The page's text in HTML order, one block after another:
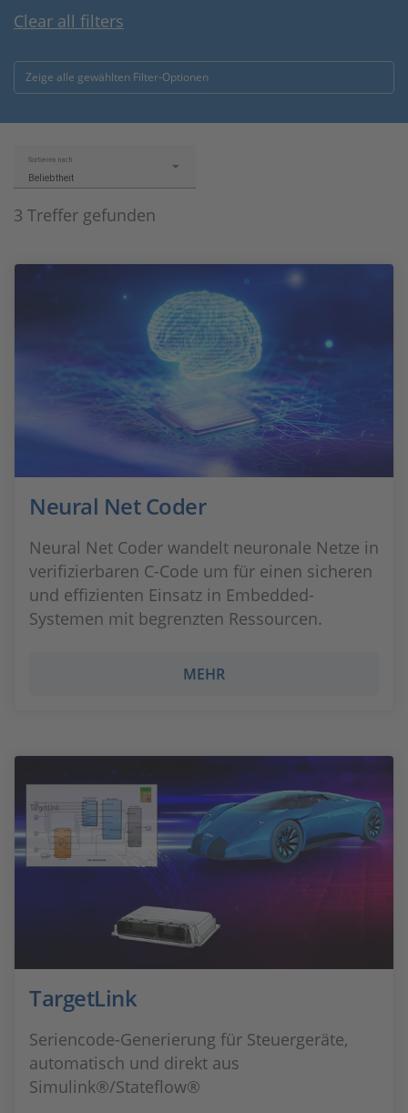
Clear all filters
Zeige alle gewählten Filter-Optionen
3 Treffer gefunden
Sortieren nach:
Beliebtheit
Neural Net Coder
Neural Net Coder wandelt neuronale Netze in
verifizierbaren C-Code um für einen sicheren
und effizienten Einsatz in Embedded-
Systemen mit begrenzten Ressourcen.
MEHR
TargetLink
Seriencode-Generierung für Steuergeräte,
automatisch und direkt aus
Simulink®/Stateflow®